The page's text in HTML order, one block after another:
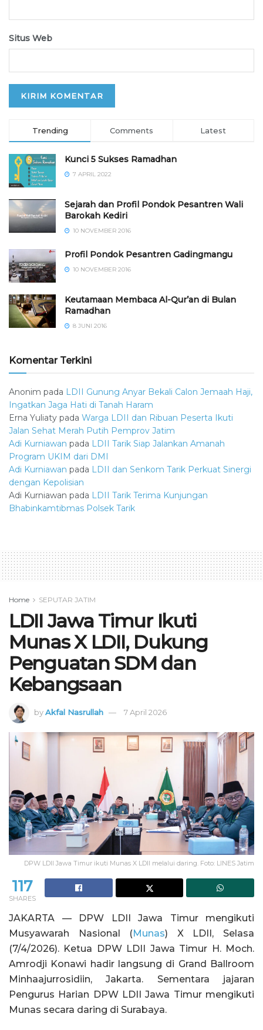
Situs Web
Trending Comments Latest
Kunci 5 Sukses Ramadhan
7 APRIL 2022
Sejarah dan Profil Pondok Pesantren Wali
Barokah Kediri
10 NOVEMBER 2016
⁠⁠⁠Profil Pondok Pesantren Gadingmangu
10 NOVEMBER 2016
Keutamaan Membaca Al-Qur’an di Bulan
Ramadhan
8 JUNI 2016
Komentar Terkini
Anonim pada LDII Gunung Anyar Bekali Calon Jemaah Haji,
Ingatkan Jaga Hati di Tanah Haram
Erna Yuliaty pada Warga LDII dan Ribuan Peserta Ikuti
Jalan Sehat Merah Putih Pemprov Jatim
Adi Kurniawan pada LDII Tarik Siap Jalankan Amanah
Program UKIM dari DMI
Adi Kurniawan pada LDII dan Senkom Tarik Perkuat Sinergi
dengan Kepolisian
Adi Kurniawan pada LDII Tarik Terima Kunjungan
Bhabinkamtibmas Polsek Tarik
Home SEPUTAR JATIM
LDII Jawa Timur Ikuti
Munas X LDII, Dukung
Penguatan SDM dan
Kebangsaan
byAkfal Nasrullah 7 April 2026
DPW LDII Jawa Timur ikuti Munas X LDII melalui daring. Foto: LINES Jatim
117
SHARES
JAKARTA — DPW LDII Jawa Timur mengikuti
Musyawarah Nasional (Munas) X LDII, Selasa
(7/4/2026). Ketua DPW LDII Jawa Timur H. Moch.
Amrodji Konawi hadir langsung di Grand Ballroom
Minhaajurrosidiin, Jakarta. Sementara jajaran
Pengurus Harian DPW LDII Jawa Timur mengikuti
Munas secara daring di Surabaya.